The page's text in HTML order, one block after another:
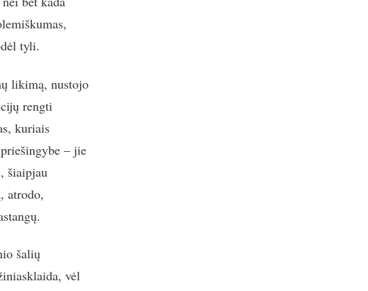
tyli.
likimą, nustojo
rengti
kuriais
– jie
šiaipjau
atrodo,
šalių
vėl